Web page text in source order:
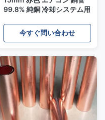
99.8% 純銅 冷却システム用
今すぐ問い合わせ